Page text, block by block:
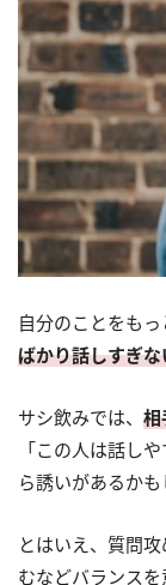
自分のことをもっ
ばかり話しすぎ
サシ飲みでは、 相
「この人は話し
ら誘いがあるかも
とはいえ、質問
むなどバランスを